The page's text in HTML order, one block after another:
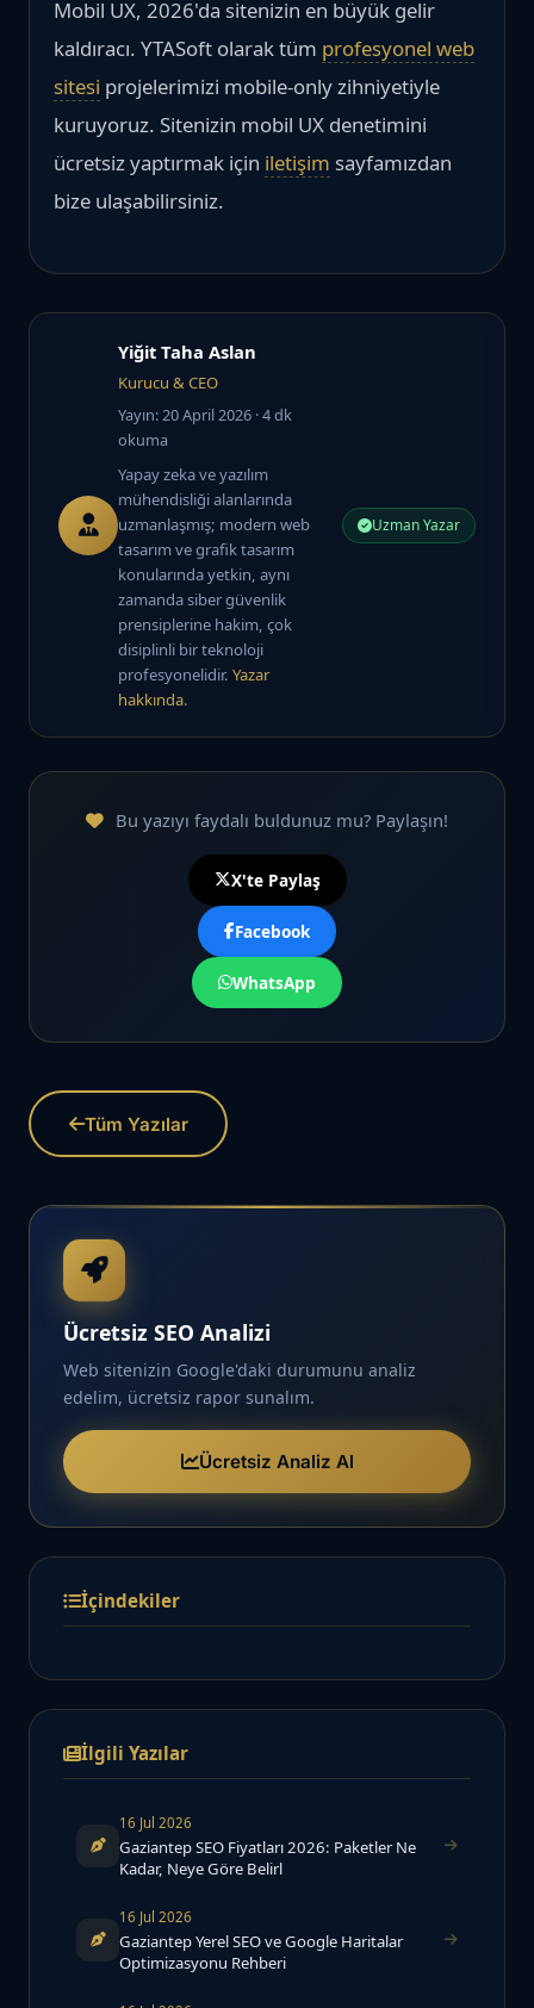
Mobil UX, 2026'da sitenizin en büyük gelir
kaldıracı. YTASoft olarak tüm profesyonel web
sitesi projelerimizi mobile-only zihniyetiyle
kuruyoruz. Sitenizin mobil UX denetimini
ücretsiz yaptırmak için iletişim sayfamızdan
bize ulaşabilirsiniz.
Yiğit Taha Aslan
Kurucu & CEO
Yayın: 20 April 2026 · 4 dk
okuma
Yapay zeka ve yazılım
mühendisliği alanlarında
uzmanlaşmış; modern web
tasarım ve grafik tasarım
konularında yetkin, aynı
zamanda siber güvenlik
prensiplerine hakim, çok
disiplinli bir teknoloji
profesyonelidir. Yazar
hakkında.
Uzman Yazar
Bu yazıyı faydalı buldunuz mu? Paylaşın!
X'te Paylaş
Facebook
WhatsApp
Tüm Yazılar
Ücretsiz SEO Analizi
Web sitenizin Google'daki durumunu analiz
edelim, ücretsiz rapor sunalım.
Ücretsiz Analiz Al
İçindekiler
İlgili Yazılar
16 Jul 2026
Gaziantep SEO Fiyatları 2026: Paketler Ne
Kadar, Neye Göre Belirl
16 Jul 2026
Gaziantep Yerel SEO ve Google Haritalar
Optimizasyonu Rehberi